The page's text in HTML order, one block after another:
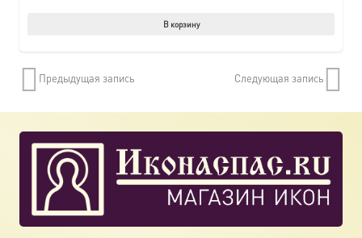
В корзину
Предыдущая запись Следующая запись